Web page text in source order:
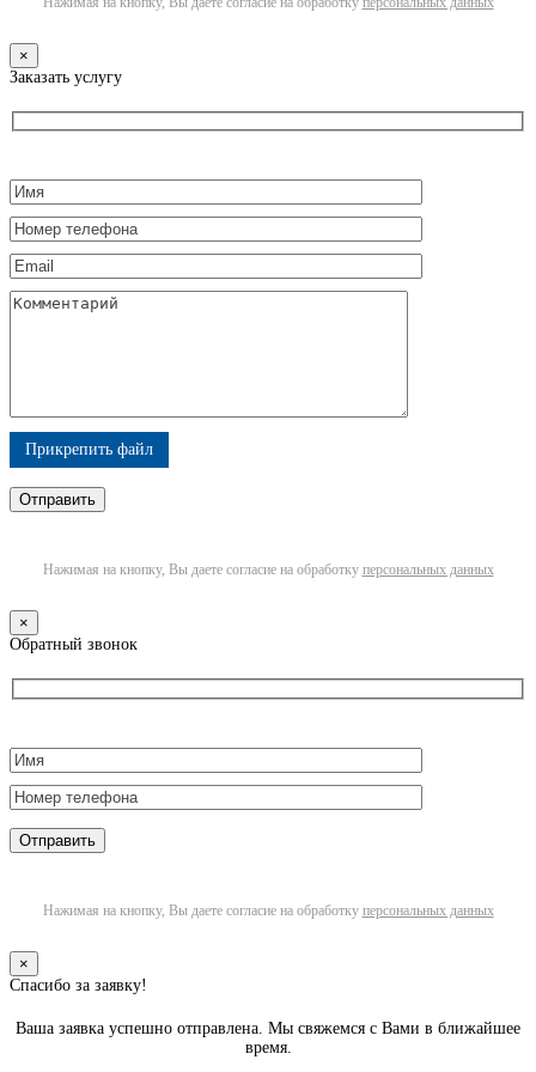
×
Заказать услугу
Прикрепить файл
Нажимая на кнопку, Вы даете согласие на обработку персональных данных
×
Обратный звонок
Нажимая на кнопку, Вы даете согласие на обработку персональных данных
×
Спасибо за заявку!
Ваша заявка успешно отправлена. Мы свяжемся с Вами в ближайшее
время.